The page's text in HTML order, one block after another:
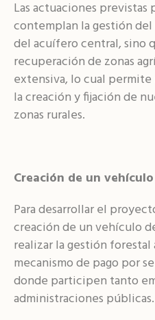
Las actuaciones previstas
contemplan la gestión
del acuífero central, sino
recuperación de zonas
extensiva, lo cual
la creación y fijación de
zonas rurales.
Creación de un
Para desarrollar el
creación de un vehículo
realizar la gestión forestal
mecanismo de pago por
donde participen tanto
administraciones públicas.